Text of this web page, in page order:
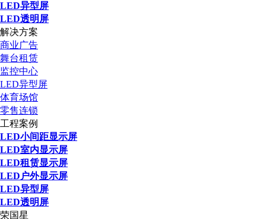
LED异型屏
LED透明屏
解决方案
商业广告
舞台租赁
监控中心
LED异型屏
体育场馆
零售连锁
工程案例
LED小间距显示屏
LED室内显示屏
LED租赁显示屏
LED户外显示屏
LED异型屏
LED透明屏
荣国星